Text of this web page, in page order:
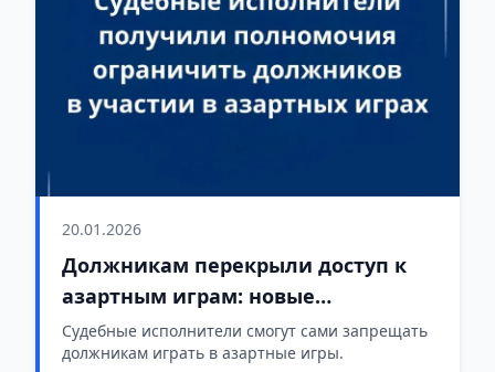
20.01.2026
Должникам перекрыли доступ к
азартным играм: новые
полномочия судебных
исполнителей
Судебные исполнители смогут сами запрещать
должникам играть в азартные игры.